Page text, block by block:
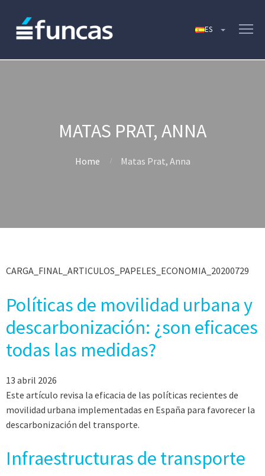
MATAS PRAT, ANNA
Home Matas Prat, Anna
CARGA_FINAL_ARTICULOS_PAPELES_ECONOMIA_20200729
Políticas de movilidad urbana y
descarbonización: ¿son eficaces
todas las medidas?
13 abril 2026
Este artículo revisa la eficacia de las políticas recientes de
movilidad urbana implementadas en España para favorecer la
descarbonización del transporte.
Infraestructuras de transporte